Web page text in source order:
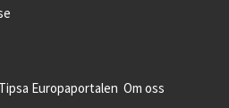
Tipsa Europaportalen Om oss